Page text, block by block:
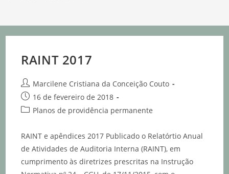
RAINT 2017
Marcilene Cristiana da Conceição Couto
16 de fevereiro de 2018
Planos de providência permanente
RAINT e apêndices 2017 Publicado o Relatórtio Anual
de Atividades de Auditoria Interna (RAINT), em
cumprimento às diretrizes prescritas na Instrução